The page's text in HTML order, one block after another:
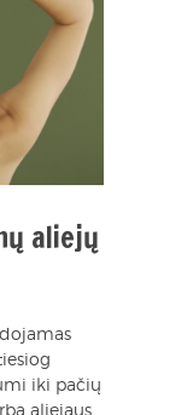
aliejų
iki pačių